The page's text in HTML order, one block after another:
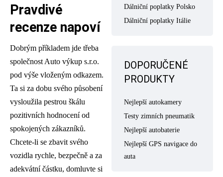
Pravdivé
recenze napoví
Dobrým příkladem jde třeba
společnost Auto výkup s.r.o.
pod výše vloženým odkazem.
Ta si za dobu svého působení
vysloužila pestrou škálu
pozitivních hodnocení od
spokojených zákazníků.
Chcete-li se zbavit svého
vozidla rychle, bezpečně a za
adekvátní částku, domluvte si
Dálniční poplatky Polsko
Dálniční poplatky Itálie
DOPORUČENÉ
PRODUKTY
Nejlepší autokamery
Testy zimních pneumatik
Nejlepší autobaterie
Nejlepší GPS navigace do
auta